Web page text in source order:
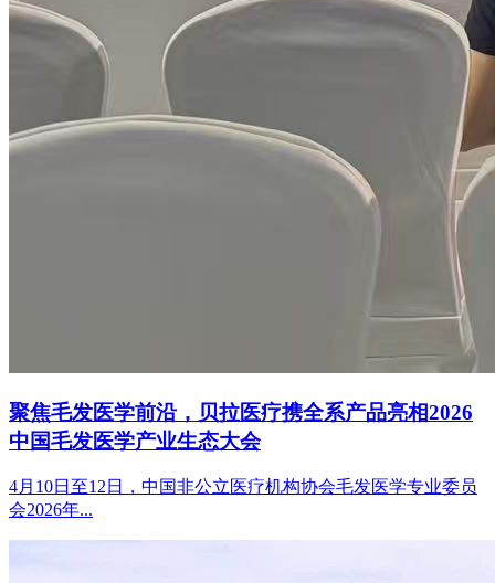
聚焦毛发医学前沿，贝拉医疗携全系产品亮相2026
中国毛发医学产业生态大会
4月10日至12日，中国非公立医疗机构协会毛发医学专业委员
会2026年...